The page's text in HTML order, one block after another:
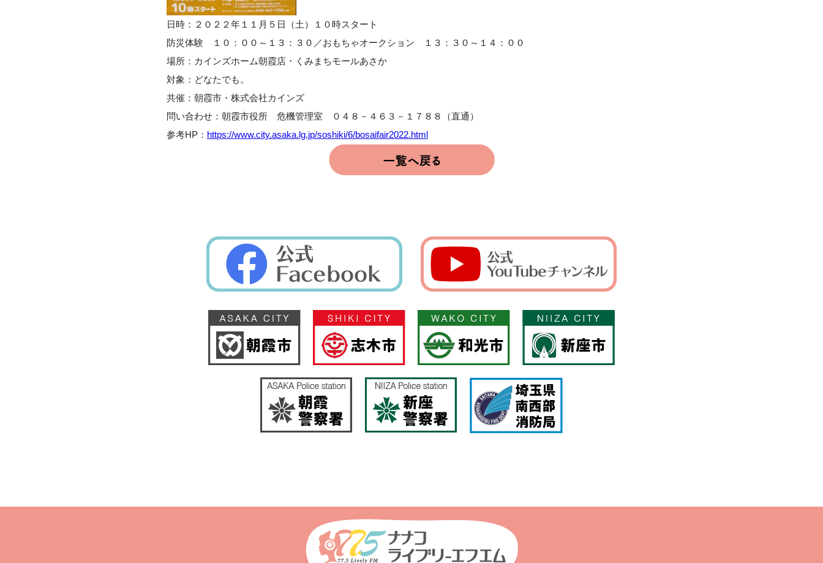
日時：２０２２年１１月５日（土）１０時スタート
防災体験 １０：００～１３：３０／おもちゃオークション １３：３０～１４：００
場所：カインズホーム朝霞店・くみまちモールあさか
対象：どなたでも。
共催：朝霞市・株式会社カインズ
問い合わせ：朝霞市役所 危機管理室 ０４８－４６３－１７８８（直通）
参考HP： https://www.city.asaka.lg.jp/soshiki/6/bosaifair2022.html